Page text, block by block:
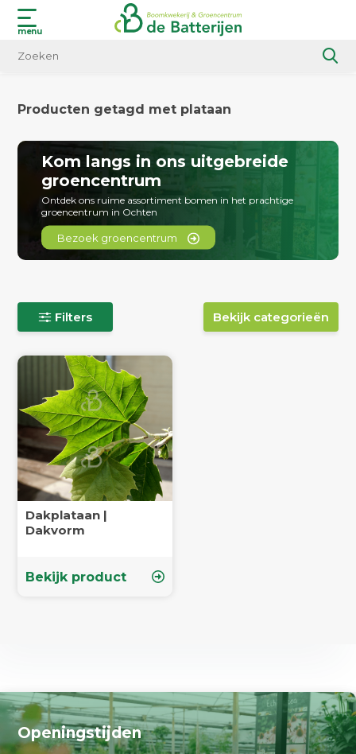
menu
Producten getagd met plataan
Kom langs in ons uitgebreide
groencentrum
Ontdek ons ruime assortiment bomen in het prachtige
groencentrum in Ochten
Bezoek groencentrum
Filters Bekijk categorieën
Dakplataan |
Dakvorm
Bekijk product
Openingstijden